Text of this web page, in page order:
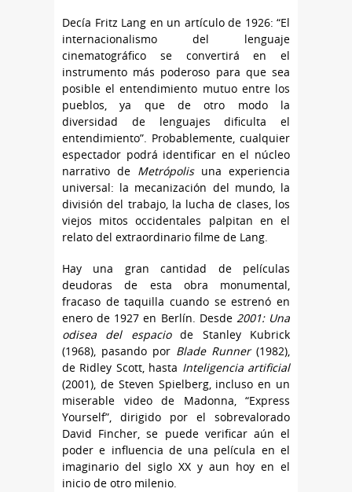
Decía Fritz Lang en un artículo de 1926: “El
internacionalismo del lenguaje
cinematográfico se convertirá en el
instrumento más poderoso para que sea
posible el entendimiento mutuo entre los
pueblos, ya que de otro modo la
diversidad de lenguajes dificulta el
entendimiento”. Probablemente, cualquier
espectador podrá identificar en el núcleo
narrativo de Metrópolis una experiencia
universal: la mecanización del mundo, la
división del trabajo, la lucha de clases, los
viejos mitos occidentales palpitan en el
relato del extraordinario filme de Lang.
Hay una gran cantidad de películas
deudoras de esta obra monumental,
fracaso de taquilla cuando se estrenó en
enero de 1927 en Berlín. Desde 2001: Una
odisea del espaciode Stanley Kubrick
(1968), pasando por Blade Runner (1982),
de Ridley Scott, hasta Inteligencia artificial
(2001), de Steven Spielberg, incluso en un
miserable video de Madonna, “Express
Yourself”, dirigido por el sobrevalorado
David Fincher, se puede verificar aún el
poder e influencia de una película en el
imaginario del siglo XX y aun hoy en el
inicio de otro milenio.